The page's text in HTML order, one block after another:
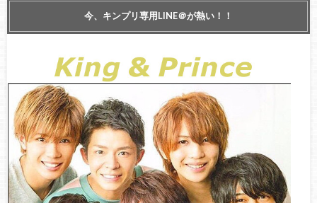
今、キンプリ専用LINE＠が熱い！！